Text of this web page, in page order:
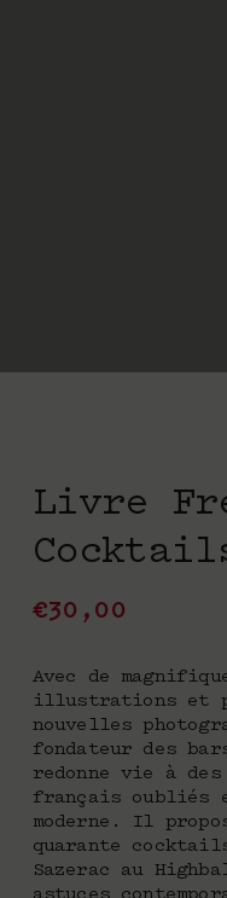
Livre
€30,00
Avec de
illustrations et
nouvelles
fondateur des
redonne vie à
français oubliés
moderne. Il
quarante
Sazerac au